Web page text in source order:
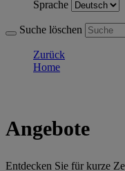
Sprache
Suche löschen
Zurück
Home
Angebote
Entdecken Sie für kurze